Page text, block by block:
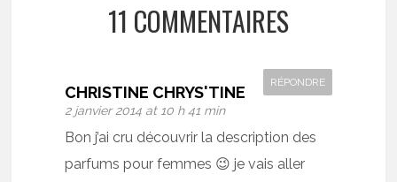
11 COMMENTAIRES
CHRISTINE CHRYS'TINE
2 janvier 2014 at 10 h 41 min
RÉPONDRE
Bon j’ai cru découvrir la description des
parfums pour femmes 😉 je vais aller